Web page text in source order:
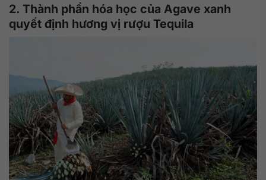
2. Thành phần hóa học của Agave xanh
quyết định hương vị rượu Tequila